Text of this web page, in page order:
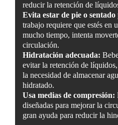
reducir la retención de
Evita estar de pie o
trabajo requiere que estés en
mucho tiempo, intenta
circulación.
Hidratación adecuada:
evitar la retención de
la necesidad de almacenar
hidratado.
Usa medias de compresión:
diseñadas para mejorar la
gran ayuda para reducir la